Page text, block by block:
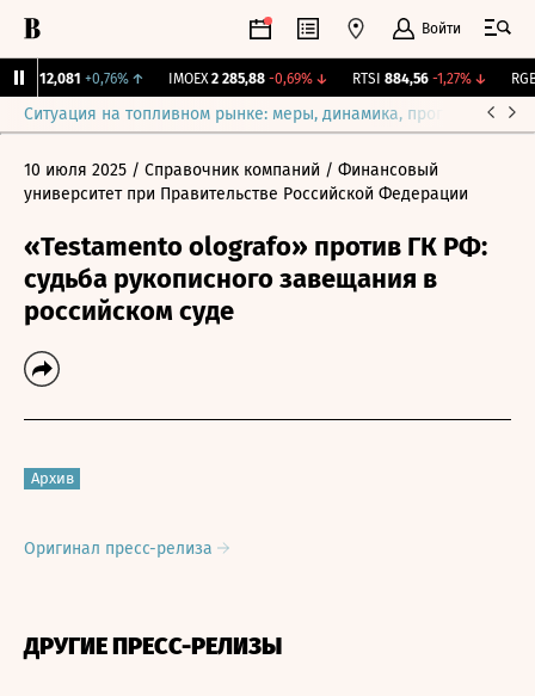
Войти
12,081 +0,76%↑ IMOEX 2 285,88 -0,69%↓ RTSI 884,56 -1,27%↓ RGBI
Ситуация на топливном рынке: меры, динамика, прогнозы
10 июля 2025 / Справочник компаний / Финансовый
университет при Правительстве Российской Федерации
«Testamento olografo» против ГК РФ:
судьба рукописного завещания в
российском суде
Архив
Оригинал пресс-релиза
ДРУГИЕ ПРЕСС-РЕЛИЗЫ